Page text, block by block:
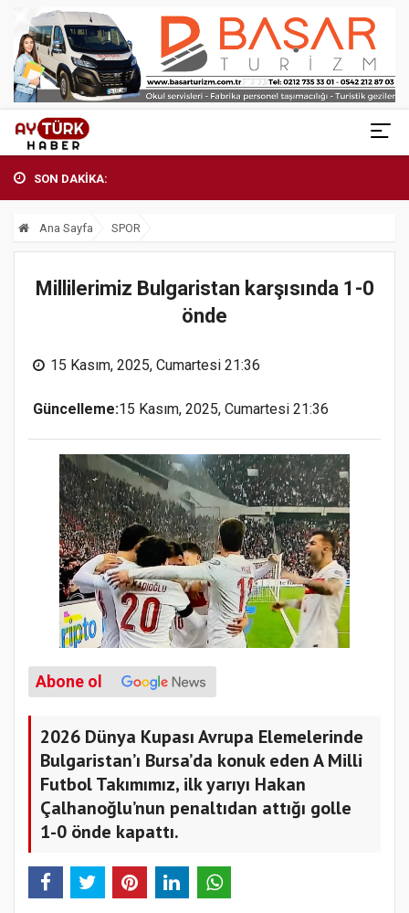
SON DAKİKA:
Ana Sayfa SPOR
Millilerimiz Bulgaristan karşısında 1-0
önde
15 Kasım, 2025, Cumartesi 21:36
Güncelleme:15 Kasım, 2025, Cumartesi 21:36
Abone ol
2026 Dünya Kupası Avrupa Elemelerinde
Bulgaristan’ı Bursa’da konuk eden A Milli
Futbol Takımımız, ilk yarıyı Hakan
Çalhanoğlu’nun penaltıdan attığı golle
1-0 önde kapattı.